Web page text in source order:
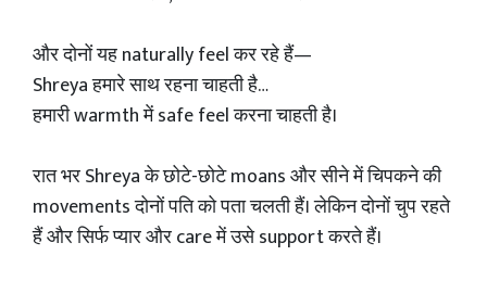
और दोनों यह naturally feel कर रहे हैं—
Shreya हमारे साथ रहना चाहती है…
हमारी warmth में safe feel करना चाहती है।
रात भर Shreya के छोटे-छोटे moans और सीने में चिपकने की
movements दोनों पति को पता चलती हैं। लेकिन दोनों चुप रहते
हैं और सिर्फ प्यार और care में उसे support करते हैं।